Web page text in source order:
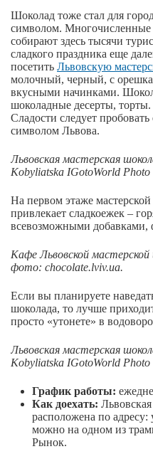
Шоколад тоже стал для
символом. Многочисленные
собирают здесь тысячи
сладкого праздника еще
посетить Львовскую
молочный, черный, с
вкусными начинками.
шоколадные десерты,
Сладости следует
символом Львова.
Львовская мастерская
Kobyliatska IGotoWorld Photo
На первом этаже
привлекает сладкоежек –
всевозможными добавками,
Кафе Львовской
фото: chocolate.lviv.ua.
Если вы планируете
шоколада, то лучше
просто «утонете» в
Львовская мастерская
Kobyliatska IGotoWorld Photo
График работы:
Как доехать:
расположена по адресу:
можно на одном из
Рынок.